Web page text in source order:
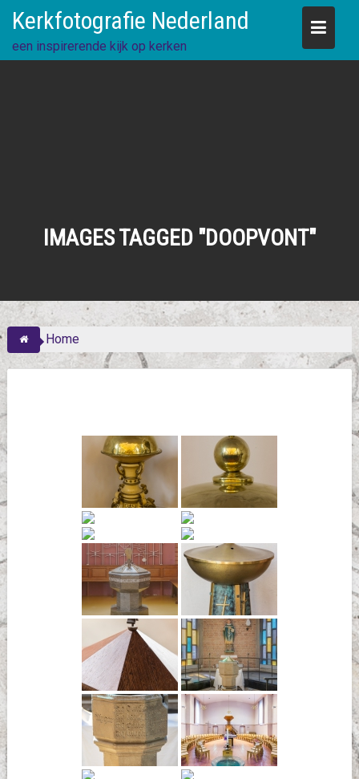
content
Kerkfotografie Nederland
een inspirerende kijk op kerken
IMAGES TAGGED "DOOPVONT"
Home